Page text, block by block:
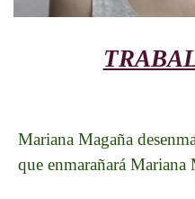
Mariana Magaña
que enmarañará Mariana